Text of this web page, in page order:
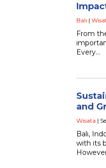
Bali |
From
Every…
and
Wisata |
Bali,
with its